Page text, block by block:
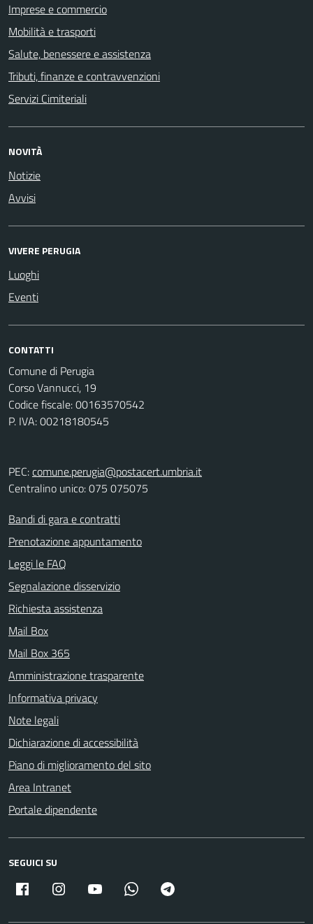
Imprese e commercio
Mobilità e trasporti
Salute, benessere e assistenza
Tributi, finanze e contravvenzioni
Servizi Cimiteriali
NOVITÀ
Notizie
Avvisi
VIVERE PERUGIA
Luoghi
Eventi
CONTATTI
Comune di Perugia
Corso Vannucci, 19
Codice fiscale: 00163570542
P. IVA: 00218180545
PEC:comune.perugia@postacert.umbria.it
Centralino unico: 075 075075
Bandi di gara e contratti
Prenotazione appuntamento
Leggi le FAQ
Segnalazione disservizio
Richiesta assistenza
Mail Box
Mail Box 365
Amministrazione trasparente
Informativa privacy
Note legali
Dichiarazione di accessibilità
Piano di miglioramento del sito
Area Intranet
Portale dipendente
SEGUICI SU
Facebook Instagram Youtube Whatsapp